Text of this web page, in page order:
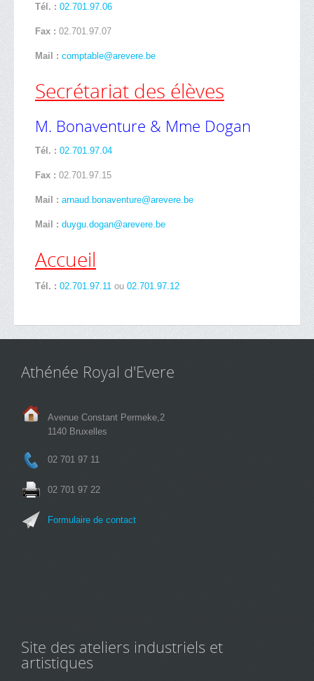
Tél. : 02.701.97.06
Fax : 02.701.97.07
Mail : comptable@arevere.be
Secrétariat des élèves
M. Bonaventure & Mme Dogan
Tél. : 02.701.97.04
Fax : 02.701.97.15
Mail : arnaud.bonaventure@arevere.be
Mail : duygu.dogan@arevere.be
Accueil
Tél. : 02.701.97.11 ou 02.701.97.12
Athénée Royal d'Evere
Avenue Constant Permeke,2
1140 Bruxelles
02 701 97 11
02 701 97 22
Formulaire de contact
Site des ateliers industriels et
artistiques